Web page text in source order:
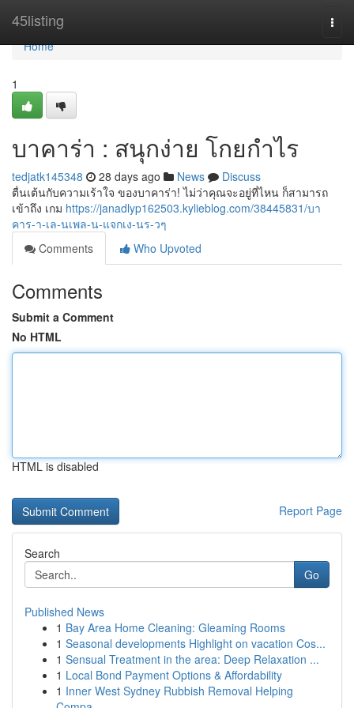
45listing
Home
Home
1
บาคาร่า : สนุกง่าย โกยกำไร
tedjatk145348 28 days ago News
Discuss
ตื่นเต้นกับความเร้าใจ ของบาคาร่า! ไม่ว่าคุณจะอยู่ที่ไหน ก็สามารถ
เข้าถึง เกม https://janadlyp162503.kylieblog.com/38445831/บา
คาร-า-เล-นเพล-น-แจกเง-นร-วๆ
Comments
Who Upvoted
Comments
Submit a Comment
No HTML
HTML is disabled
Report Page
Search
Go
Published News
1 Bay Area Home Cleaning: Gleaming Rooms
1 Seasonal developments Highlight on vacation Cos...
1 Sensual Treatment in the area: Deep Relaxation ...
1 Local Bond Payment Options & Affordability
1 Inner West Sydney Rubbish Removal Helping